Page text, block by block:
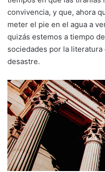
convivencia, y que, ahora
meter el pie en el agua a
quizás estemos a tiempo
sociedades por la
desastre.